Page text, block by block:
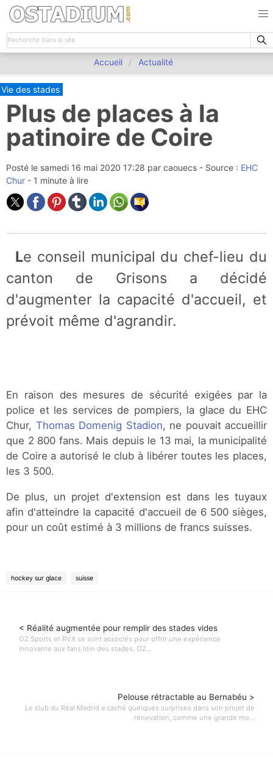
Accueil Actualité
Vie des stades
Plus de places à la
patinoire de Coire
Posté le samedi 16 mai 2020 17:28 par caouecs - Source : EHC
Chur - 1 minute à lire
Le conseil municipal du chef-lieu du
canton de Grisons a décidé
d'augmenter la capacité d'accueil, et
prévoit même d'agrandir.
En raison des mesures de sécurité exigées par la
police et les services de pompiers, la glace du EHC
Chur, Thomas Domenig Stadion, ne pouvait accueillir
que 2 800 fans. Mais depuis le 13 mai, la municipalité
de Coire a autorisé le club à libérer toutes les places,
les 3 500.
De plus, un projet d'extension est dans les tuyaux
afin d'atteindre la capacité d'accueil de 6 500 sièges,
pour un coût estimé à 3 millions de francs suisses.
hockey sur glace suisse
< Réalité augmentée pour remplir des stades vides
OZ Sports et RVX se sont associés pour offrir une expérience
innovante aux fans loin des stades, OZ...
Pelouse rétractable au Bernabéu >
Le club du Real Madrid a caché quelques surprises dans son projet de
rénovation, comme une grande mo...